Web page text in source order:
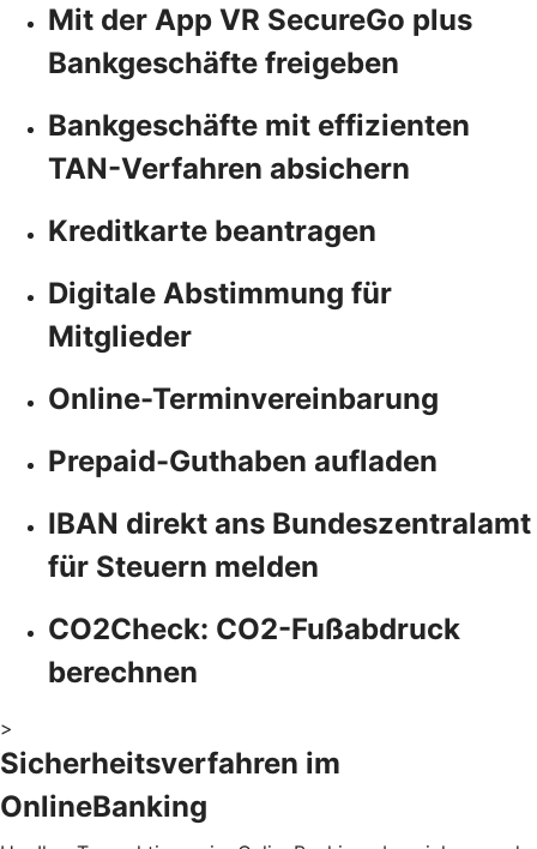
Mit der App VR SecureGo plus
Bankgeschäfte freigeben
Bankgeschäfte mit effizienten
TAN-Verfahren absichern
Kreditkarte beantragen
Digitale Abstimmung für
Mitglieder
Online-Terminvereinbarung
Prepaid-Guthaben aufladen
IBAN direkt ans Bundeszentralamt
für Steuern melden
CO2Check: CO2-Fußabdruck
berechnen
>
Sicherheitsverfahren im
OnlineBanking